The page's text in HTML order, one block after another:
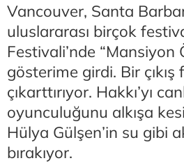
Vancouver, Santa
uluslararası birçok
Festivali’nde “Mansiyon
gösterime girdi. Bir
çıkarttırıyor. Hakkı’yı
oyunculuğunu alkışa
Hülya Gülşen’in su gibi
bırakıyor.